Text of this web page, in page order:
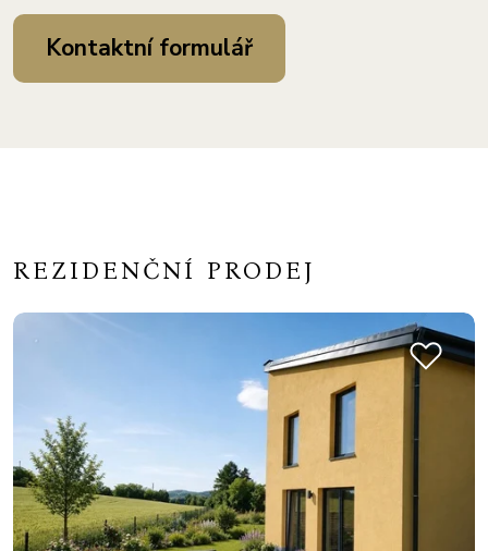
Kontaktní formulář
REZIDENČNÍ PRODEJ